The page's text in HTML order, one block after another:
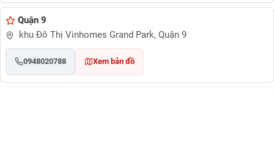
Quận 9
khu Đô Thị Vinhomes Grand Park, Quận 9
0948020788 Xem bản đồ